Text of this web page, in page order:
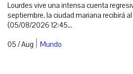
Lourdes vive una intensa cuenta
septiembre, la ciudad mariana recibirá
(05/08/2026 12:45...
05 / Aug | Mundo